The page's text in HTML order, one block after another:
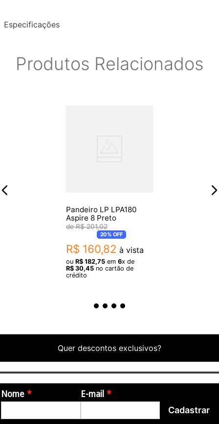
Especificações
Produtos Relacionados
Pandeiro LP LPA180
Aspire 8 Preto
R$ 201,02
20%OFF
R$ 160,82 à vista
ou R$ 182,75 em 6x de
R$ 30,45 no cartão de
crédito
Quer descontos exclusivos?
Nome E-mail
Cadastrar